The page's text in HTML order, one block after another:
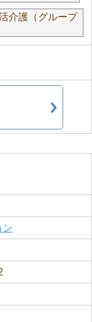
介護（グループ
ン